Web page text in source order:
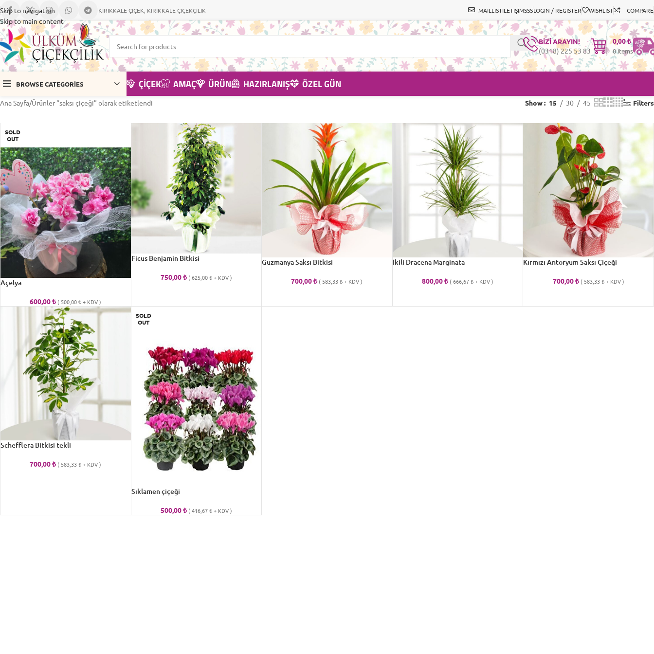
Skip to navigation
Skip to main content
KIRIKKALE ÇİÇEK, KIRIKKALE ÇİÇEKÇİLİK MAİLLİSTİLETİŞİMSSSLOGIN / REGISTER WISHLIST COMPARE
BİZİ ARAYIN!
(0318) 225 53 83
0items
0,00₺
BROWSE CATEGORIES ÇIÇEK AMAÇ ÜRÜN HAZIRLANIŞ ÖZEL GÜN
Ana Sayfa Ürünler “saksı çiçeği” olarak etiketlendi Show 15 30 45 Filters
SOLD
OUT
Açelya
600,00₺ ( 500,00₺+ KDV )
Ficus Benjamin Bitkisi
750,00₺ (625,00₺+ KDV )
Guzmanya Saksı Bitkisi
700,00₺ ( 583,33₺+ KDV )
İkili Dracena Marginata
800,00₺ (666,67₺+ KDV )
Kırmızı Antoryum Saksı Çiçeği
700,00₺ ( 583,33₺+ KDV )
Schefflera Bitkisi tekli
700,00₺ ( 583,33₺+ KDV )
SOLD
OUT
Sıklamen çiçeği
500,00₺ (416,67₺+ KDV )